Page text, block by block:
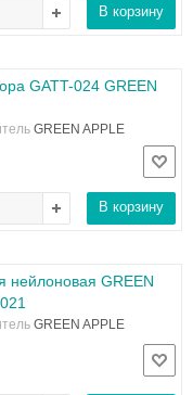
В корзину
GATT-024 GREEN
GREEN APPLE
В корзину
нейлоновая GREEN
GREEN APPLE